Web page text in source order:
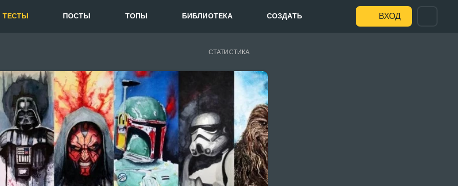
ТЕСТЫ ПОСТЫ ТОПЫ БИБЛИОТЕКА СОЗДАТЬ ВХОД
СТАТИСТИКА